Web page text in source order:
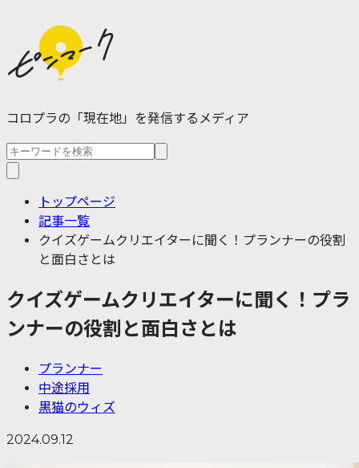
コロプラの「現在地」を発信するメディア
トップページ
記事一覧
クイズゲームクリエイターに聞く！プランナーの役割
と面白さとは
クイズゲームクリエイターに聞く！プラ
ンナーの役割と面白さとは
プランナー
中途採用
黒猫のウィズ
2024.09.12